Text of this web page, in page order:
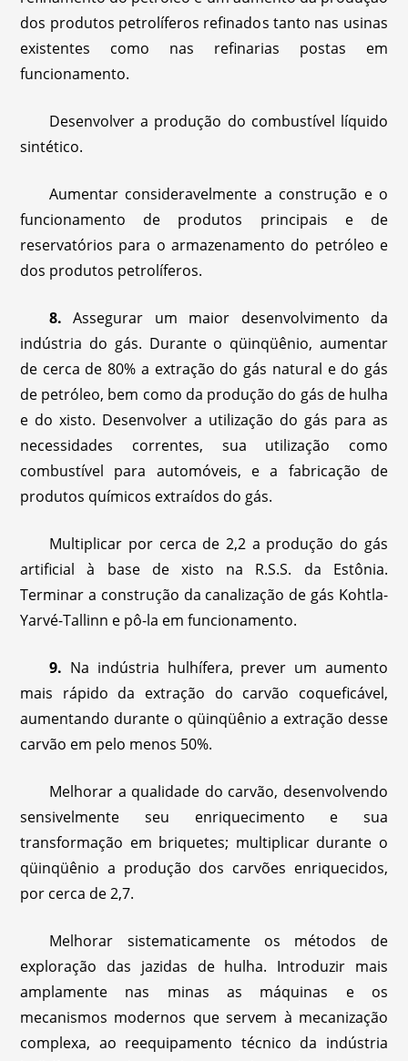
dos produtos petrolíferos refinados tanto nas usinas
existentes como nas refinarias postas em
funcionamento.
Desenvolver a produção do combustível líquido
sintético.
Aumentar consideravelmente a construção e o
funcionamento de produtos principais e de
reservatórios para o armazenamento do petróleo e
dos produtos petrolíferos.
8. Assegurar um maior desenvolvimento da
indústria do gás. Durante o qüinqüênio, aumentar
de cerca de 80% a extração do gás natural e do gás
de petróleo, bem como da produção do gás de hulha
e do xisto. Desenvolver a utilização do gás para as
necessidades correntes, sua utilização como
combustível para automóveis, e a fabricação de
produtos químicos extraídos do gás.
Multiplicar por cerca de 2,2 a produção do gás
artificial à base de xisto na R.S.S. da Estônia.
Terminar a construção da canalização de gás Kohtla-
Yarvé-Tallinn e pô-la em funcionamento.
9. Na indústria hulhífera, prever um aumento
mais rápido da extração do carvão coqueficável,
aumentando durante o qüinqüênio a extração desse
carvão em pelo menos 50%.
Melhorar a qualidade do carvão, desenvolvendo
sensivelmente seu enriquecimento e sua
transformação em briquetes; multiplicar durante o
qüinqüênio a produção dos carvões enriquecidos,
por cerca de 2,7.
Melhorar sistematicamente os métodos de
exploração das jazidas de hulha. Introduzir mais
amplamente nas minas as máquinas e os
mecanismos modernos que servem à mecanização
complexa, ao reequipamento técnico da indústria